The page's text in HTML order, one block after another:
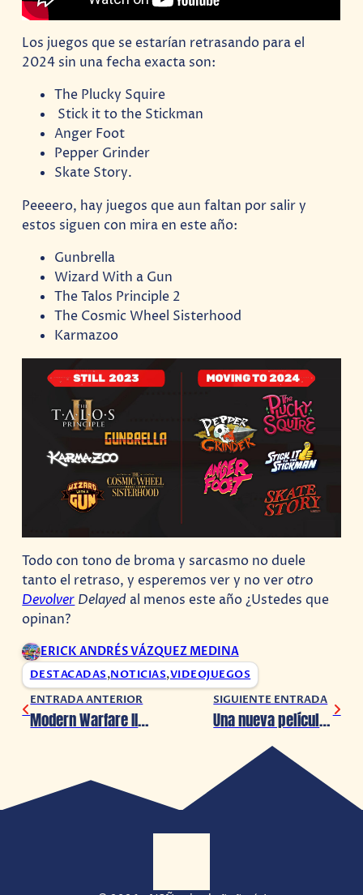
Los juegos que se estarían retrasando para el
2024 sin una fecha exacta son:
The Plucky Squire
Stick it to the Stickman
Anger Foot
Pepper Grinder
Skate Story.
Peeeero, hay juegos que aun faltan por salir y
estos siguen con mira en este año:
Gunbrella
Wizard With a Gun
The Talos Principle 2
The Cosmic Wheel Sisterhood
Karmazoo
Todo con tono de broma y sarcasmo no duele
tanto el retraso, y esperemos ver y no verotro
Devolver Delayed al menos este año ¿Ustedes que
opinan?
ERICK ANDRÉS VÁZQUEZ MEDINA
DESTACADAS,NOTICIAS,VIDEOJUEGOS
ENTRADA ANTERIOR
Modern Warfare III ya tiene fecha de estreno
SIGUIENTE ENTRADA
Una nueva película de My Hero Academia está en camino